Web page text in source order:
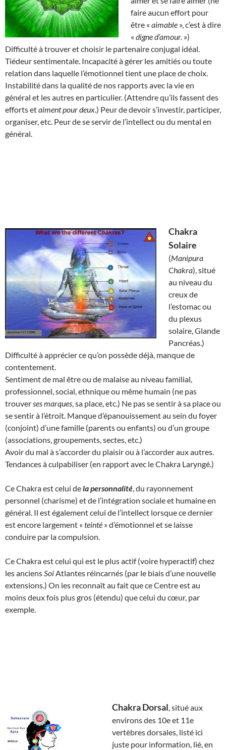
faire aucun effort pour
être « aimable », c’est à dire
« digne d’amour. »)
Difficulté à trouver et choisir le partenaire conjugal idéal.
Tiédeur sentimentale. Incapacité à gérer les amitiés ou toute
relation dans laquelle l’émotionnel tient une place de choix.
Instabilité dans la qualité de nos rapports avec la vie en
général et les autres en particulier. (Attendre qu’ils fassent des
efforts etaiment pour deux.) Peur de devoir s’investir, participer,
organiser, etc. Peur de se servir de l’intellect ou du mental en
général.
Chakra
Solaire
(Manipura
Chakra), situé
au niveau du
creux de
l’estomac ou
du plexus
solaire, Glande
Pancréas.)
Difficulté à apprécier ce qu’on possède déjà, manque de
contentement.
Sentiment de mal être ou de malaise au niveau familial,
professionnel, social, ethnique ou même humain (ne pas
trouverses marques, sa place, etc.) Ne pas se sentir à sa place ou
se sentir à l’étroit. Manque d’épanouissement au sein du foyer
(conjoint) d’une famille (parents ou enfants) ou d’un groupe
(associations, groupements, sectes, etc.)
Avoir du mal à s’accorder du plaisir ou à l’accorder aux autres.
Tendances à culpabiliser (en rapport avec le Chakra Laryngé.)
Ce Chakra est celui dela personnalité, du rayonnement
personnel (charisme) et de l’intégration sociale et humaine en
général. Il est également celui de l’intellect lorsque ce dernier
est encore largement « teinté » d’émotionnel et se laisse
conduire par la compulsion.
Ce Chakra est celui qui est le plus actif (voire hyperactif) chez
les anciensSoiAtlantes réincarnés (par le biais d’une nouvelle
extensions.) On les reconnaît au fait que ce Centre est au
moins deux fois plus gros (étendu) que celui du cœur, par
exemple.
Chakra Dorsal, situé aux
environs des 10e et 11e
vertèbres dorsales, listé ici
juste pour information, lié, en